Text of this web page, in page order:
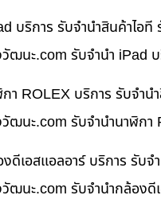
บริการ รับจำนำสินค้าไอ
ฒนะ.com รับจำนำ iPad
า ROLEX บริการ รับจำ
ฒนะ.com รับจำนำนาฬิกา
ดีเอสแอลอาร์ บริการ รับ
ฒนะ.com รับจำนำกล้องดี